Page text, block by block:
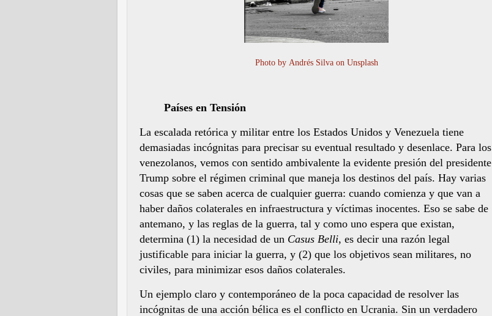
Photo by Andrés Silvaon Unsplash
Países en Tensión
La escalada retórica y militar entre los Estados Unidos y Venezuela tiene
demasiadas incógnitas para precisar su eventual resultado y desenlace. Para los
venezolanos, vemos con sentido ambivalente la evidente presión del presidente
Trump sobre el régimen criminal que maneja los destinos del país. Hay varias
cosas que se saben acerca de cualquier guerra: cuando comienza y que van a
haber daños colaterales en infraestructura y víctimas inocentes. Eso se sabe de
antemano, y las reglas de la guerra, tal y como uno espera que existan,
determina (1) la necesidad de un Casus Belli, es decir una razón legal
justificable para iniciar la guerra, y (2) que los objetivos sean militares, no
civiles, para minimizar esos daños colaterales.
Un ejemplo claro y contemporáneo de la poca capacidad de resolver las
incógnitas de una acción bélica es el conflicto en Ucrania. Sin un verdadero